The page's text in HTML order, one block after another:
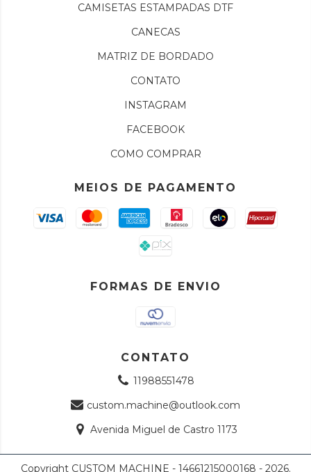
CAMISETAS ESTAMPADAS DTF
CANECAS
MATRIZ DE BORDADO
CONTATO
INSTAGRAM
FACEBOOK
COMO COMPRAR
MEIOS DE PAGAMENTO
FORMAS DE ENVIO
CONTATO
11988551478
custom.machine@outlook.com
Avenida Miguel de Castro 1173
Copyright CUSTOM MACHINE - 14661215000168 - 2026.